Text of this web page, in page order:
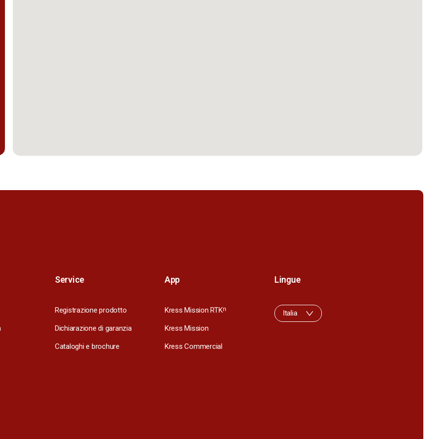
Service
Registrazione prodotto
Dichiarazione di garanzia
Cataloghi e brochure
App
Kress Mission RTKn
Kress Mission
Kress Commercial
Lingue
Italia